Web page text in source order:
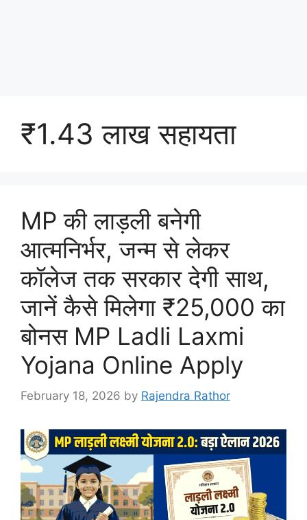
₹1.43 लाख सहायता
MP की लाड़ली बनेगी
आत्मनिर्भर, जन्म से लेकर
कॉलेज तक सरकार देगी साथ,
जानें कैसे मिलेगा ₹25,000 का
बोनस MP Ladli Laxmi
Yojana Online Apply
February 18, 2026 by Rajendra Rathor